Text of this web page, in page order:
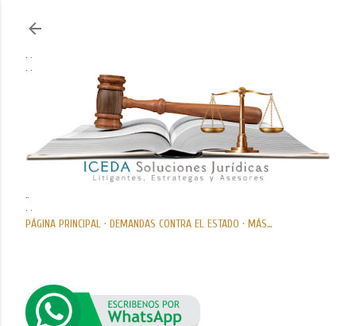
PÁGINA PRINCIPAL DEMANDAS CONTRA EL ESTADO MÁS…